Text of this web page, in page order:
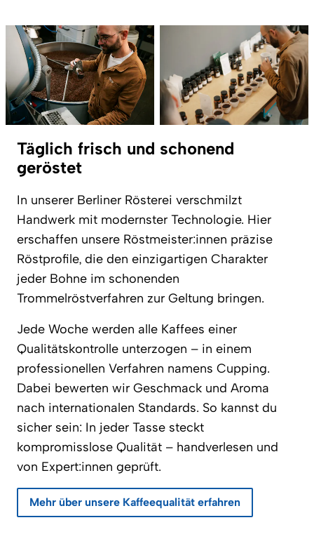
Täglich frisch und schonend
geröstet
In unserer Berliner Rösterei verschmilzt
Handwerk mit modernster Technologie. Hier
erschaffen unsere Röstmeister:innen präzise
Röstprofile, die den einzigartigen Charakter
jeder Bohne im schonenden
Trommelröstverfahren zur Geltung bringen.
Jede Woche werden alle Kaffees einer
Qualitätskontrolle unterzogen – in einem
professionellen Verfahren namens Cupping.
Dabei bewerten wir Geschmack und Aroma
nach internationalen Standards. So kannst du
sicher sein: In jeder Tasse steckt
kompromisslose Qualität – handverlesen und
von Expert:innen geprüft.
Mehr über unsere Kaffeequalität erfahren